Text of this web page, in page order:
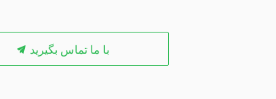
با ما تماس بگیرید